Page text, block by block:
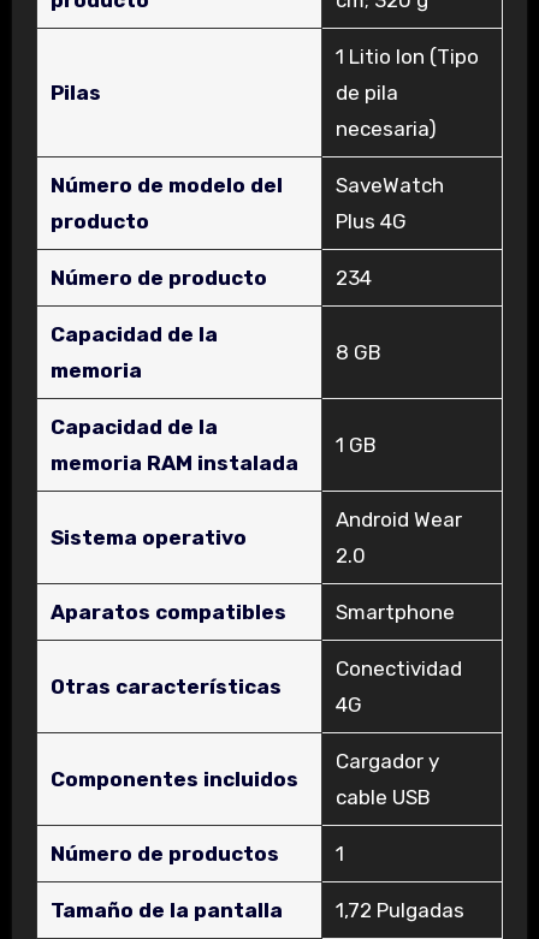
Pilas
‎1 Litio Ion (Tipo
de pila
necesaria)
Número de modelo del
producto
‎SaveWatch
Plus 4G
Número de producto ‎234
Capacidad de la
memoria
‎8 GB
Capacidad de la
memoria RAM instalada
‎1 GB
Sistema operativo
‎Android Wear
2.0
Aparatos compatibles ‎Smartphone
Otras características
‎Conectividad
4G
Componentes incluidos
‎Cargador y
cable USB
Número de productos ‎1
Tamaño de la pantalla ‎1,72 Pulgadas